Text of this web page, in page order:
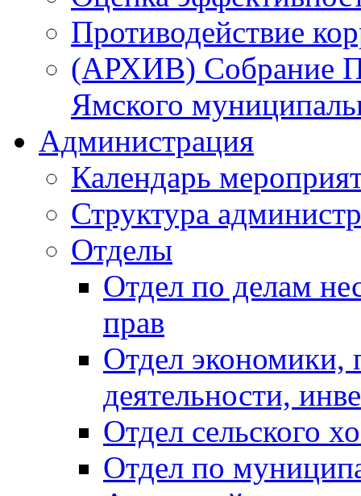
Противодействие
(АРХИВ) Собрание
Ямского
Администрация
Календарь
Структура
Отделы
Отдел по делам
прав
Отдел экономики,
деятельности,
Отдел сельского
Отдел по